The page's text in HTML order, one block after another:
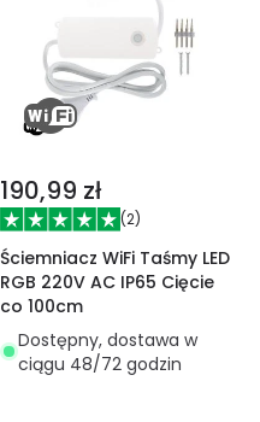
190,99 zł
(2)
Ściemniacz WiFi Taśmy LED
RGB 220V AC IP65 Cięcie
co 100cm
Dostępny, dostawa w
ciągu 48/72 godzin